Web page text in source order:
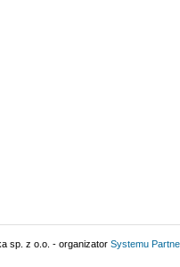
sp. z o.o. - organizator Systemu